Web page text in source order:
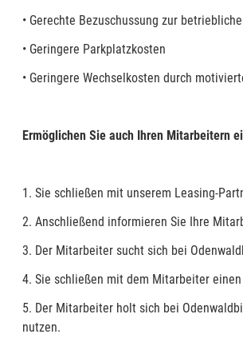
• Gerechte Bezuschussung zur
• Geringere Parkplatzkosten
• Geringere Wechselkosten durch
Ermöglichen Sie auch Ihren Mitarbeitern
1. Sie schließen mit unserem Leasing-
2. Anschließend informieren Sie Ihre
3. Der Mitarbeiter sucht sich bei
4. Sie schließen mit dem Mitarbeiter
5. Der Mitarbeiter holt sich bei
nutzen.